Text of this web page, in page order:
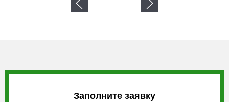
Заполните заявку